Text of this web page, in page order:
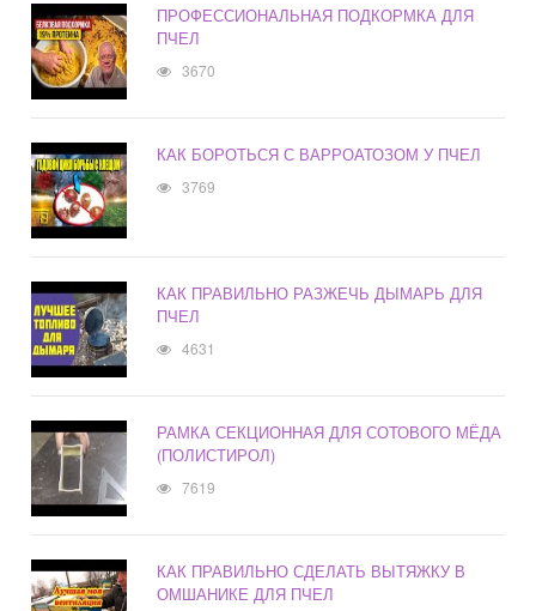
ПРОФЕССИОНАЛЬНАЯ ПОДКОРМКА ДЛЯ
ПЧЕЛ
3670
КАК БОРОТЬСЯ С ВАРРОАТОЗОМ У ПЧЕЛ
3769
КАК ПРАВИЛЬНО РАЗЖЕЧЬ ДЫМАРЬ ДЛЯ
ПЧЕЛ
4631
РАМКА СЕКЦИОННАЯ ДЛЯ СОТОВОГО МЁДА
(ПОЛИСТИРОЛ)
7619
КАК ПРАВИЛЬНО СДЕЛАТЬ ВЫТЯЖКУ В
ОМШАНИКЕ ДЛЯ ПЧЕЛ